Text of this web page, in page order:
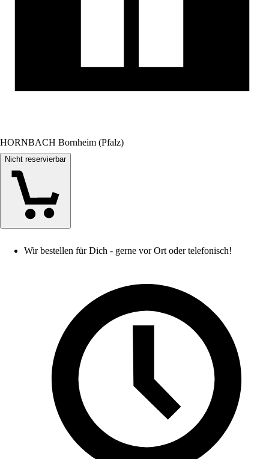
HORNBACH Bornheim (Pfalz)
Nicht reservierbar
Wir bestellen für Dich - gerne vor Ort oder telefonisch!